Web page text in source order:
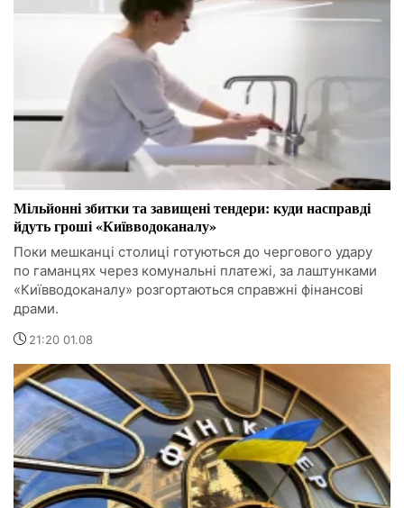
Мільйонні збитки та завищені тендери: куди насправді
йдуть гроші «Київводоканалу»
Поки мешканці столиці готуються до чергового удару
по гаманцях через комунальні платежі, за лаштунками
«Київводоканалу» розгортаються справжні фінансові
драми.
21:20 01.08